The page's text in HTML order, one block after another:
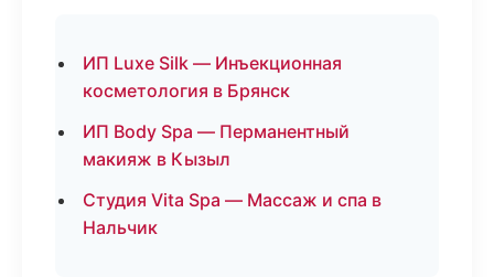
ИП Luxe Silk — Инъекционная
косметология в Брянск
ИП Body Spa — Перманентный
макияж в Кызыл
Студия Vita Spa — Массаж и спа в
Нальчик